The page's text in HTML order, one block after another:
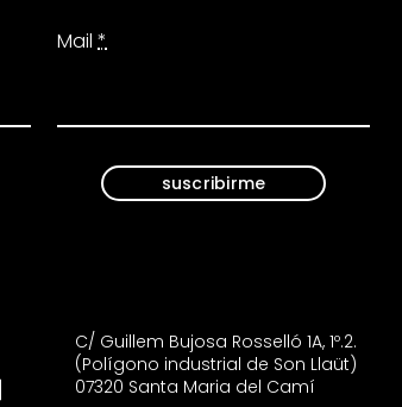
Mail*
suscribirme
C/ Guillem Bujosa Rosselló 1A, 1º.2.
(Polígono industrial de Son Llaüt)
07320 Santa Maria del Camí